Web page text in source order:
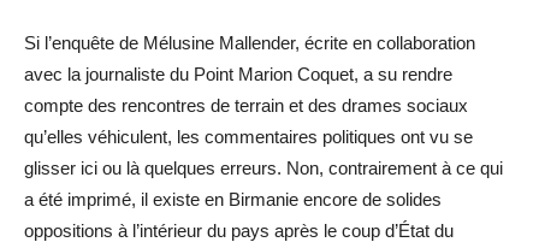
Si l’enquête de Mélusine Mallender, écrite en collaboration
avec la journaliste du Point Marion Coquet, a su rendre
compte des rencontres de terrain et des drames sociaux
qu’elles véhiculent, les commentaires politiques ont vu se
glisser ici ou là quelques erreurs. Non, contrairement à ce qui
a été imprimé, il existe en Birmanie encore de solides
oppositions à l’intérieur du pays après le coup d’État du